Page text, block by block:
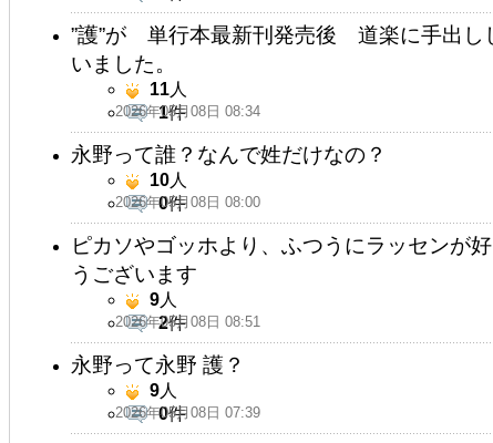
”護”が 単行本最新刊発売後 道楽に手出
いました。
2026年05月08日 08:34
11人
1件
永野って誰？なんで姓だけなの？
2026年05月08日 08:00
10人
0件
ピカソやゴッホより、ふつうにラッセンが
うございます
2026年05月08日 08:51
9人
2件
永野って永野 護？
2026年05月08日 07:39
9人
0件